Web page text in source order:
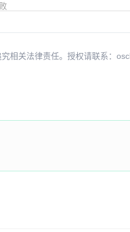
相关法律责任。授权请联系：